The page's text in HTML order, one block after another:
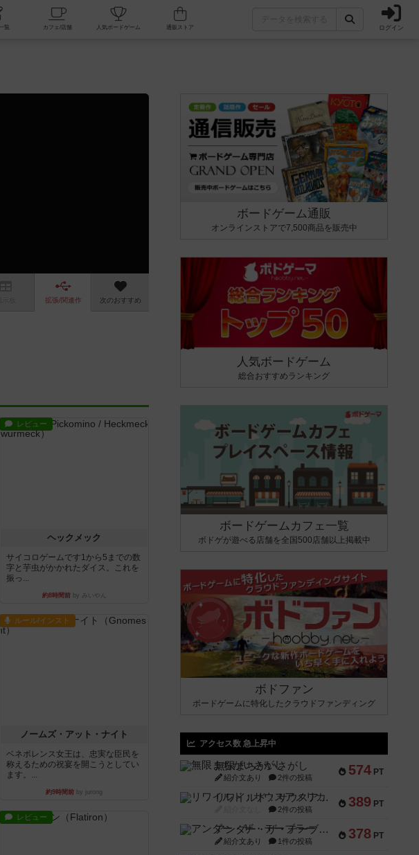
掲示板一覧 カフェ/店舗 人気ボードゲーム ログイン
拡張/関連作 次のおすすめ
レビュー
ヘックメック
サイコロゲームです1から5までの数
字と芋虫がかかれたダイス。これを
振っ...
約8時間前by みいやん
ルール/インスト
ノームズ・アット・ナイト
ベネボレンス女王は、忠実な臣民を
称えるための祝宴を開こうとしてい
ます。...
約9時間前 by jurong
レビュー
ボードゲーム通販
オンラインストアで7,500商品を販売中
人気ボードゲーム
総合おすすめランキング
ボードゲームカフェ一覧
ボドゲが遊べる店舗を全国500店舗以上掲載中
ボドファン
ボードゲームに特化したクラウドファンディング
アクセス数 急上昇中
574 PT
無限まちがいさがし
紹介文あり 2件の投稿
389 PT
リワイルド：サウスアメリカ
2件の投稿
378 PT
アンダー・ザ・テーブラー
紹介文あり 1件の投稿